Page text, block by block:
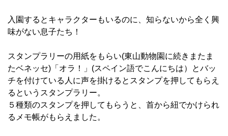
入園するとキャラクターもいるのに、知らないから全く興
味がない息子たち！
スタンプラリーの用紙をもらい(東山動物園に続きまたま
たベネッセ)「オラ！」(スペイン語でこんにちは）とバッ
チを付けている人に声を掛けるとスタンプを押してもらえ
るというスタンプラリー。
５種類のスタンプを押してもらうと、首から紐でかけられ
るメモ帳がもらえました。